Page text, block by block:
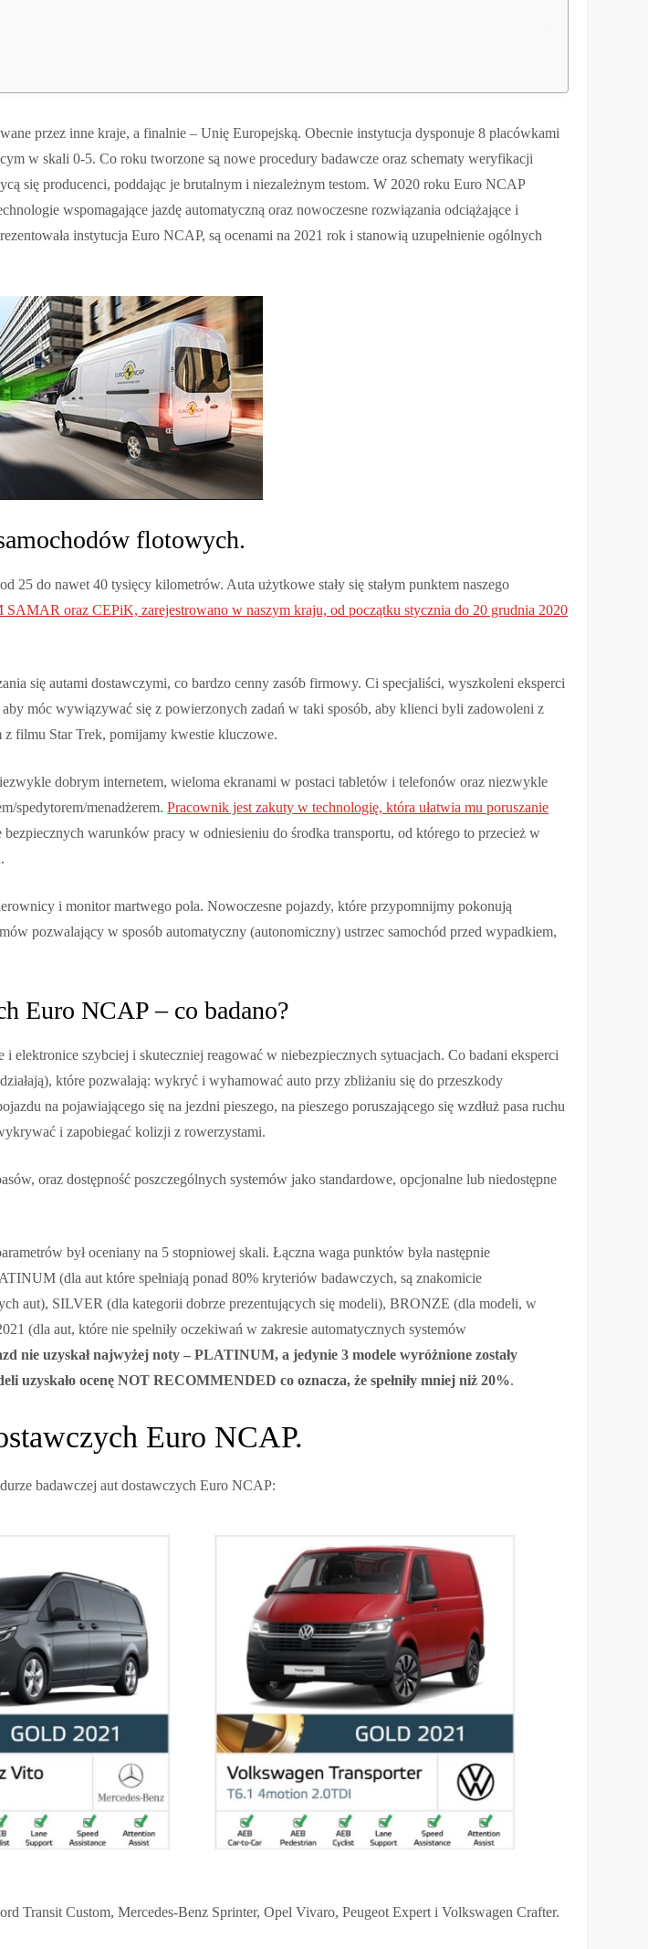
przez inne kraje, a finalnie – Unię Europejską. Obecnie instytucja dysponuje 8 placówkami
w skali 0-5. Co roku tworzone są nowe procedury badawcze oraz schematy weryfikacji
się producenci, poddając je brutalnym i niezależnym testom. W 2020 roku Euro NCAP
wspomagające jazdę automatyczną oraz nowoczesne rozwiązania odciążające i
instytucja Euro NCAP, są ocenami na 2021 rok i stanowią uzupełnienie ogólnych
flotowych.
25 do nawet 40 tysięcy kilometrów. Auta użytkowe stały się stałym punktem naszego
oraz CEPiK, zarejestrowano w naszym kraju, od początku stycznia do 20 grudnia 2020
się autami dostawczymi, co bardzo cenny zasób firmowy. Ci specjaliści, wyszkoleni eksperci
móc wywiązywać się z powierzonych zadań w taki sposób, aby klienci byli zadowoleni z
z filmu Star Trek, pomijamy kwestie kluczowe.
dobrym internetem, wieloma ekranami w postaci tabletów i telefonów oraz niezwykle
spedytorem/menadżerem.Pracownik jest zakuty w technologię, która ułatwia mu poruszanie
warunków pracy w odniesieniu do środka transportu, od którego to przecież w
i monitor martwego pola. Nowoczesne pojazdy, które przypomnijmy pokonują
pozwalający w sposób automatyczny (autonomiczny) ustrzec samochód przed wypadkiem,
Euro NCAP – co badano?
elektronice szybciej i skuteczniej reagować w niebezpiecznych sytuacjach. Co badani eksperci
które pozwalają: wykryć i wyhamować auto przy zbliżaniu się do przeszkody
na pojawiającego się na jezdni pieszego, na pieszego poruszającego się wzdłuż pasa ruchu
i zapobiegać kolizji z rowerzystami.
oraz dostępność poszczególnych systemów jako standardowe, opcjonalne lub niedostępne
był oceniany na 5 stopniowej skali. Łączna waga punktów była następnie
(dla aut które spełniają ponad 80% kryteriów badawczych, są znakomicie
aut), SILVER (dla kategorii dobrze prezentujących się modeli), BRONZE (dla modeli, w
(dla aut, które nie spełniły oczekiwań w zakresie automatycznych systemów
nie uzyskał najwyżej noty – PLATINUM, a jedynie 3 modele wyróżnione zostały
uzyskało ocenę NOT RECOMMENDED co oznacza, że spełniły mniej niż 20%.
Euro NCAP.
badawczej aut dostawczych Euro NCAP:
Transit Custom, Mercedes-Benz Sprinter, Opel Vivaro, Peugeot Expert i Volkswagen Crafter.